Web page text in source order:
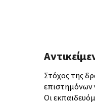
Στόχος της
επιστημόνων
Οι